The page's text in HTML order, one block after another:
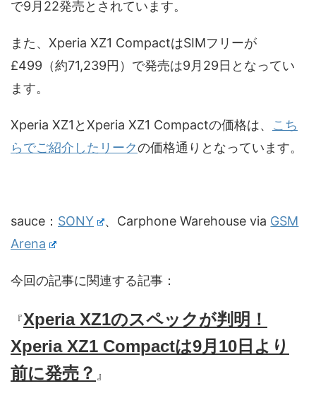
で9月22発売とされています。
また、Xperia XZ1 CompactはSIMフリーが
£499（約71,239円）で発売は9月29日となってい
ます。
Xperia XZ1とXperia XZ1 Compactの価格は、 こち
らでご紹介したリークの価格通りとなっています。
sauce： SONY 、Carphone Warehouse via GSM
Arena
今回の記事に関連する記事：
『Xperia XZ1のスペックが判明！
Xperia XZ1 Compactは9月10日より
前に発売？ 』